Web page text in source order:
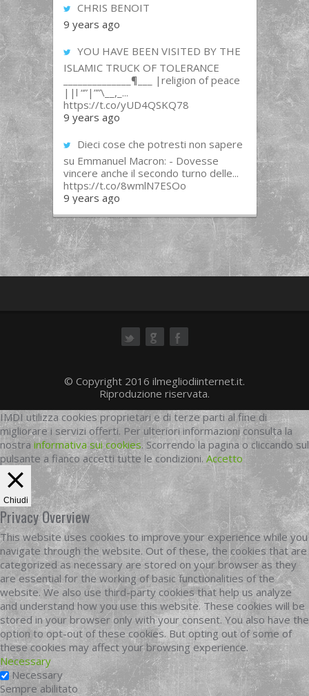
CHRIS BENOIT
9 years ago
YOU HAVE BEEN VISITED BY THE
ISLAMIC TRUCK OF TOLERANCE
______________¶___ |religion of peace
||l “”|””\__,_...
https://t.co/yUD4QSKQ78
9 years ago
Dieci cose che potresti non sapere
su Emmanuel Macron: - Dovesse
vincere anche il secondo turno delle...
https://t.co/8wmlN7ESOo
9 years ago
© Copyright 2016 ilmegliodiinternet.it.
Riproduzione riservata.
IMDI utilizza cookies proprietari e di terze parti al fine di
migliorare i servizi offerti. Per ulteriori informazioni consulta la
nostra informativa sui cookies. Scorrendo la pagina o cliccando sul
pulsante a fianco accetti tutte le condizioni.Accetto
Chiudi
Privacy Overview
This website uses cookies to improve your experience while you
navigate through the website. Out of these, the cookies that are
categorized as necessary are stored on your browser as they
are essential for the working of basic functionalities of the
website. We also use third-party cookies that help us analyze
and understand how you use this website. These cookies will be
stored in your browser only with your consent. You also have the
option to opt-out of these cookies. But opting out of some of
these cookies may affect your browsing experience.
Necessary
Necessary
Sempre abilitato